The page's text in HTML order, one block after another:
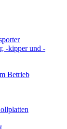
-kipper und -
Betrieb